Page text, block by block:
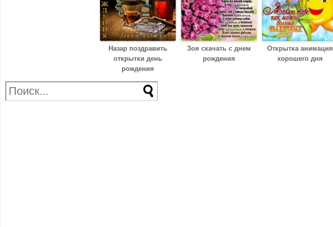
Назар поздравить
открытки день
рождения
Зоя скачать c днем
рождения
Открытка анимация
хорошего дня